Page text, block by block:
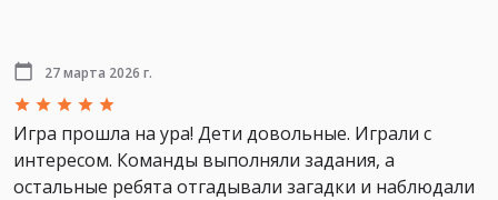
27 марта 2026 г.
Игра прошла на ура! Дети довольные. Играли с
интересом. Команды выполняли задания, а
остальные ребята отгадывали загадки и наблюдали